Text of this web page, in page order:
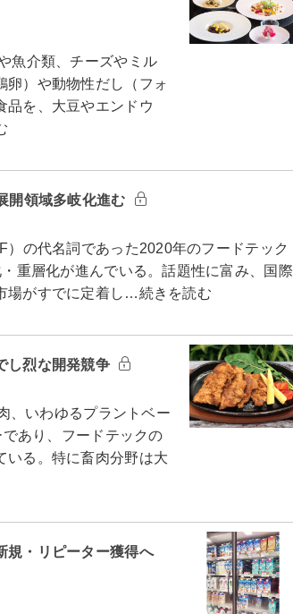
介類、チーズやミル
卵）や動物性だし（フォ
品を、大豆やエンドウ
開領域多岐化進む
の代名詞であった2020年のフードテック
重層化が進んでいる。話題性に富み、国際
場がすでに定着し…続きを読む
し烈な開発競争
いわゆるプラントベー
あり、フードテックの
いる。特に畜肉分野は大
規・リピーター獲得へ